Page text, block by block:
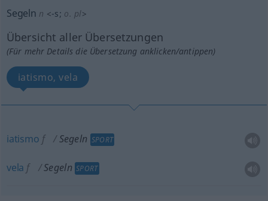
Segeln n <-s; o. pl>
Übersicht aller Übersetzungen
(Für mehr Details die Übersetzung anklicken/antippen)
iatismo, vela
iatismo f Segeln SPORT
vela f Segeln SPORT